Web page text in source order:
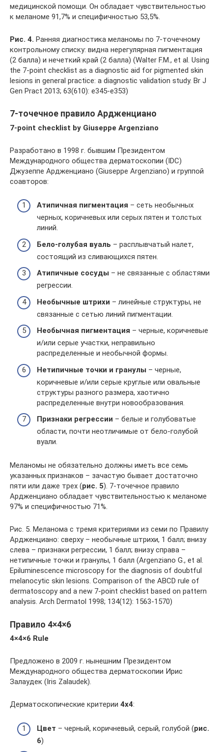
медицинской помощи. Он обладает чувствительностью
к меланоме 91,7% и специфичностью 53,5%.
Рис. 4. Ранняя диагностика меланомы по 7-точечному
контрольному списку: видна нерегулярная пигментация
(2 балла) и нечеткий край (2 балла) (Walter F.M., et al. Using
the 7-point checklist as a diagnostic aid for pigmented skin
lesions in general practice: a diagnostic validation study. Br J
Gen Pract 2013; 63(610): e345-e353)
7-точечное правило Ардженциано
7-point checklist by Giuseppe Argenziano
Разработано в 1998 г. бывшим Президентом
Международного общества дерматоскопии (IDC)
Джузеппе Ардженциано (Giuseppe Argenziano) и группой
соавторов:
Атипичная пигментация – сеть необычных
черных, коричневых или серых пятен и толстых
линий.
Бело-голубая вуаль – расплывчатый налет,
состоящий из сливающихся пятен.
Атипичные сосуды – не связанные с областями
регрессии.
Необычные штрихи – линейные структуры, не
связанные с сетью линий пигментации.
Необычная пигментация – черные, коричневые
и/или серые участки, неправильно
распределенные и необычной формы.
Нетипичные точки и гранулы – черные,
коричневые и/или серые круглые или овальные
структуры разного размера, хаотично
распределенные внутри новообразования.
Признаки регрессии – белые и голубоватые
области, почти неотличимые от бело-голубой
вуали.
Меланомы не обязательно должны иметь все семь
указанных признаков – зачастую бывает достаточно
пяти или даже трех (рис. 5). 7-точечное правило
Ардженциано обладает чувствительностью к меланоме
97% и специфичностью 71%.
Рис. 5. Меланома с тремя критериями из семи по Правилу
Ардженциано: сверху – необычные штрихи, 1 балл; внизу
слева – признаки регрессии, 1 балл; внизу справа –
нетипичные точки и гранулы, 1 балл (Argenziano G., et al.
Epiluminescence microscopy for the diagnosis of doubtful
melanocytic skin lesions. Comparison of the ABCD rule of
dermatoscopy and a new 7-point checklist based on pattern
analysis. Arch Dermatol 1998; 134(12): 1563-1570)
Правило 4×4×6
4×4×6 Rule
Предложено в 2009 г. нынешним Президентом
Международного общества дерматоскопии Ирис
Залаудек (Iris Zalaudek).
Дерматоскопические критерии 4х4:
Цвет – черный, коричневый, серый, голубой (рис.
6)